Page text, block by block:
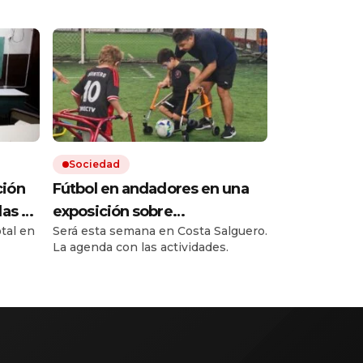
de
en
Sociedad
Fútbol en andadores en una
exposición sobre
rehabilitación y ortopedia con
especialistas de todo el
Será esta semana en Costa Salguero.
La agenda con las actividades.